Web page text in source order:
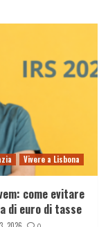
Vivere a Lisbona
come evitare
di euro di tasse